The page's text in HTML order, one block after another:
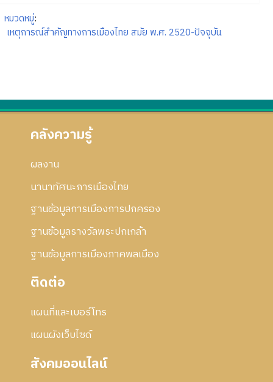
หมวดหมู่:
เหตุการณ์สำคัญทางการเมืองไทย สมัย พ.ศ. 2520-ปัจจุบัน
คลังความรู้
ผลงาน
นานาทัศนะการเมืองไทย
ฐานข้อมูลการเมืองการปกครอง
ฐานข้อมูลรางวัลพระปกเกล้า
ฐานข้อมูลการเมืองภาคพลเมือง
ติดต่อ
แผนที่และเบอร์โทร
แผนผังเว็บไซด์
สังคมออนไลน์